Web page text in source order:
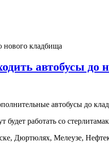
нового кладбища
автобусы до
автобусы до
работать со
Дюртюлях, Мелеузе,